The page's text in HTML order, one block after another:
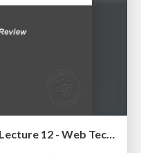
Future Trends and Review - Lecture 12 - Web Technologies (1019888BNR)